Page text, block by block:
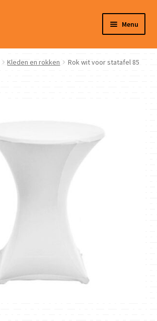
Menu
Kleden en rokken
Rok wit voor statafel 85